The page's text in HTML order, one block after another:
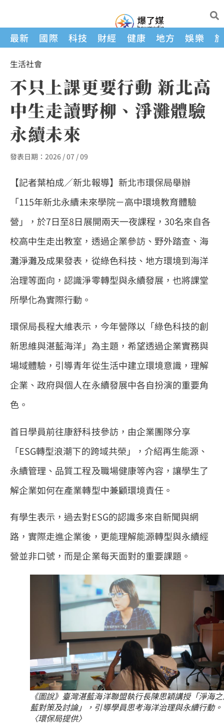
最新 國際 科技 財經 健康 地方 娛樂
生活社會
不只上課更要行動 新北高
中生走讀野柳、淨灘體驗
永續未來
發表日期： 2026 / 07 / 09
【記者葉柏成／新北報導】新北市環保局舉辦
「115年新北永續未來學院－高中環境教育體驗
營」，於7日至8日展開兩天一夜課程，30名來自各
校高中生走出教室，透過企業參訪、野外踏查、海
灘淨灘及成果發表，從綠色科技、地方環境到海洋
治理等面向，認識淨零轉型與永續發展，也將課堂
所學化為實際行動。
環保局長程大維表示，今年營隊以「綠色科技的創
新思維與湛藍海洋」為主題，希望透過企業實務與
場域體驗，引導青年從生活中建立環境意識，理解
企業、政府與個人在永續發展中各自扮演的重要角
色。
首日學員前往康舒科技參訪，由企業團隊分享
「ESG轉型浪潮下的跨域共榮」，介紹再生能源、
永續管理、品質工程及職場健康等內容，讓學生了
解企業如何在產業轉型中兼顧環境責任。
有學生表示，過去對ESG的認識多來自新聞與網
路，實際走進企業後，更能理解能源轉型與永續經
營並非口號，而是企業每天面對的重要課題。
《圖說》臺灣湛藍海洋聯盟執行長陳思穎講授「淨海
藍對策及討論」，引導學員思考海洋治理與永續行動。
〈環保局提供〉